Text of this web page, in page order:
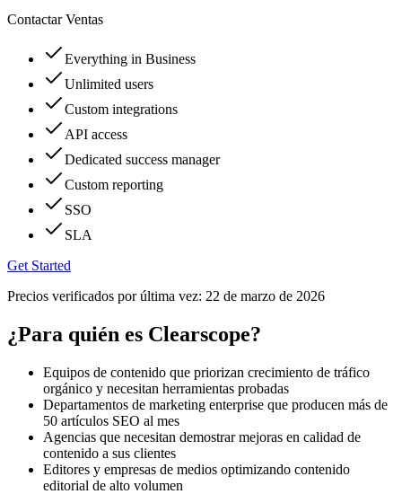
Contactar Ventas
Everything in Business
Unlimited users
Custom integrations
API access
Dedicated success manager
Custom reporting
SSO
SLA
Get Started
Precios verificados por última vez: 22 de marzo de 2026
¿Para quién es Clearscope?
Equipos de contenido que priorizan crecimiento de tráfico
orgánico y necesitan herramientas probadas
Departamentos de marketing enterprise que producen más de
50 artículos SEO al mes
Agencias que necesitan demostrar mejoras en calidad de
contenido a sus clientes
Editores y empresas de medios optimizando contenido
editorial de alto volumen